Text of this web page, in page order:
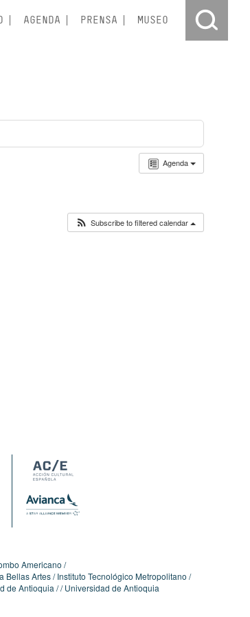
AGENDA PRENSA MUSEO
Agenda
Subscribe to filtered calendar
Americano
Bellas Artes Instituto Tecnológico Metropolitano
de Antioquia Universidad de Antioquia